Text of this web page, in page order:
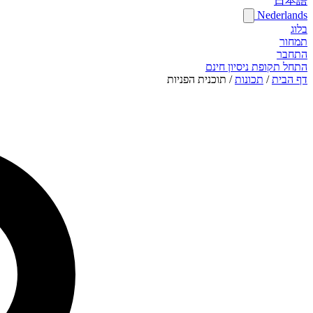
Nederlands
בלוג
תמחור
התחבר
התחל תקופת ניסיון חינם
דף הבית / תכונות / תוכנית הפניות